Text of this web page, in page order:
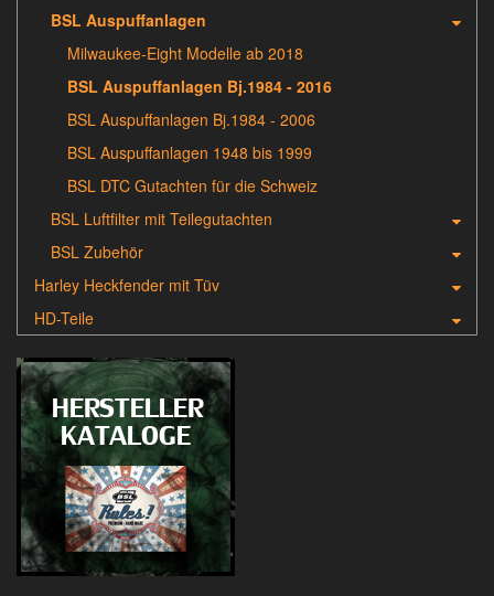
BSL Auspuffanlagen
Milwaukee-Eight Modelle ab 2018
BSL Auspuffanlagen Bj.1984 - 2016
BSL Auspuffanlagen Bj.1984 - 2006
BSL Auspuffanlagen 1948 bis 1999
BSL DTC Gutachten für die Schweiz
BSL Luftfilter mit Teilegutachten
BSL Zubehör
Harley Heckfender mit Tüv
HD-Teile